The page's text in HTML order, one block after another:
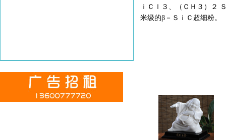
ｉＣｌ３、（ＣＨ３）２
米级的β－ＳｉＣ超细粉。